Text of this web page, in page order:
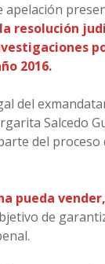
apelación
resolución
2016.
del
Salcedo
del proceso
pueda
de